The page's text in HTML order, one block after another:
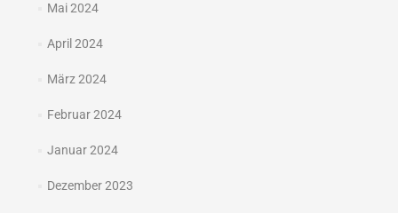
Mai 2024
April 2024
März 2024
Februar 2024
Januar 2024
Dezember 2023